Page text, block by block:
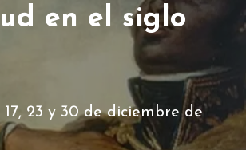
en el siglo
17, 23 y 30 de diciembre de